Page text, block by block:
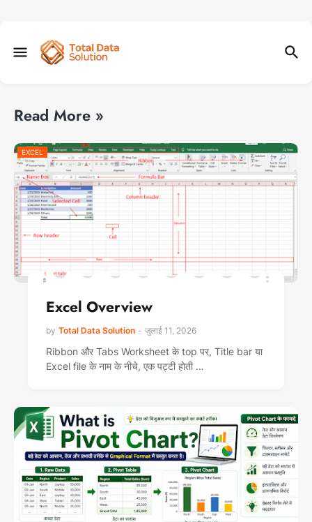
Read More »
EXCEL
Excel Overview
by Total Data Solution - जुलाई 11, 2026
Ribbon और Tabs Worksheet के top पर, Title bar या
Excel file के नाम के नीचे, एक पट्टी होती …